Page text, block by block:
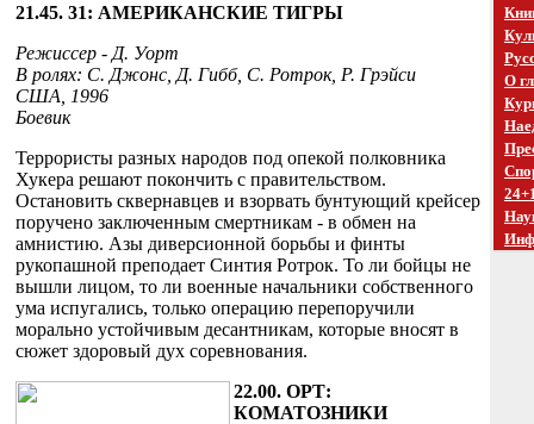
21.45. 31: АМЕРИКАНСКИЕ ТИГРЫ
Режиссер - Д. Уорт
В ролях: С. Джонс, Д. Гибб, С. Ротрок, Р. Грэйси
США, 1996
Боевик
Террористы разных народов под опекой полковника
Хукера решают покончить с правительством.
Остановить сквернавцев и взорвать бунтующий крейсер
поручено заключенным смертникам - в обмен на
амнистию. Азы диверсионной борьбы и финты
рукопашной преподает Синтия Ротрок. То ли бойцы не
вышли лицом, то ли военные начальники собственного
ума испугались, только операцию перепоручили
морально устойчивым десантникам, которые вносят в
сюжет здоровый дух соревнования.
22.00. ОРТ:
КОМАТОЗНИКИ
О